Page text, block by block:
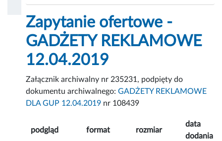
Zapytanie ofertowe -
GADŻETY REKLAMOWE
12.04.2019
Załącznik archiwalny nr 235231, podpięty do
dokumentu archiwalnego:GADŻETY REKLAMOWE
DLA GUP 12.04.2019 nr 108439
podgląd format rozmiar
data
dodania